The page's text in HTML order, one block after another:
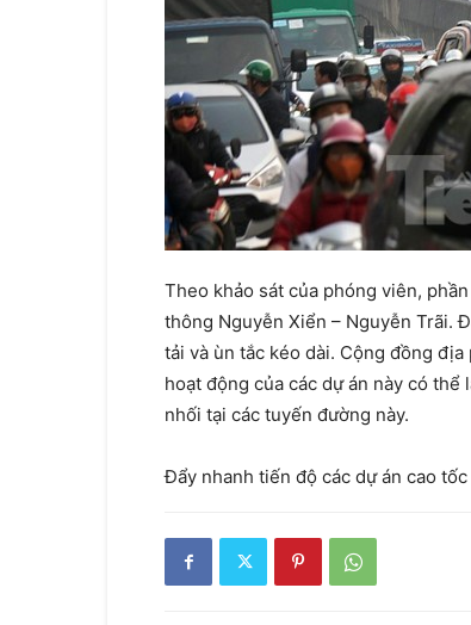
Theo khảo sát của phóng viên,
thông Nguyễn Xiển – Nguyễn Trãi.
tải và ùn tắc kéo dài. Cộng đồng
hoạt động của các dự án này có
nhối tại các tuyến đường này.
Đẩy nhanh tiến độ các dự án cao tốc